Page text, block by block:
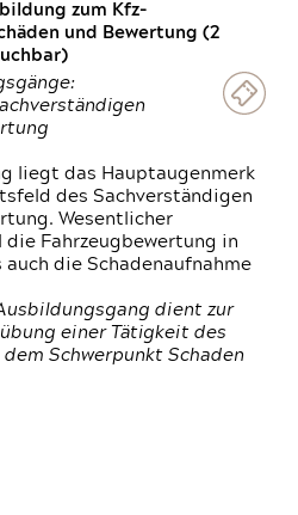
zum Kfz-
und Bewertung (2
liegt das Hauptaugenmerk
des Sachverständigen
Wesentlicher
Fahrzeugbewertung in
auch die Schadenaufnahme
dient zur
einer Tätigkeit des
Schwerpunkt Schaden